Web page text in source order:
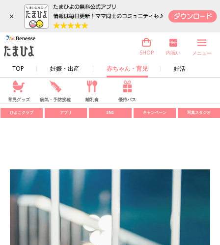
×
TOP 妊娠・出産 赤ちゃん・育児 妊活
SHOP 内祝い メニュー
育児グッズ 病気・予防接種 離乳食 優待パス
ひよこクラブ アプリ SNS キャンペーン 写真スタジオ